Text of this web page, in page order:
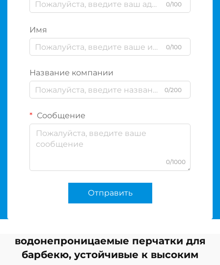
0/100
Имя
0/100
Название компании
0/200
Сообщение
0/1000
Отправить
водонепроницаемые перчатки для
барбекю, устойчивые к высоким